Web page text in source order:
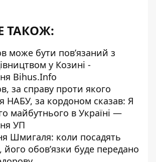
ТАКОЖ:
може бути пов’язаний з
у Козині -
Bihus.Info
за справу проти якого
НАБУ, за кордоном сказав: Я
майбутнього в Україні —
УП
Шмигаля: коли посадять
обовʼязки буде передано